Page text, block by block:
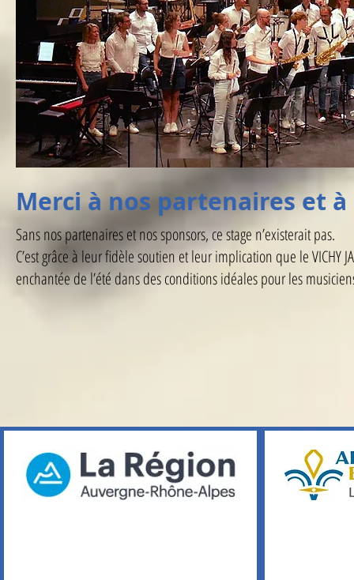
Merci à nos partenaires et
Sans nos partenaires et nos sponsors, ce stage n’existerait pas.
C’est grâce à leur fidèle soutien et leur implication que le VICHY
enchantée de l’été dans des conditions idéales pour les